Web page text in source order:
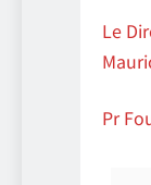
Le
Pr